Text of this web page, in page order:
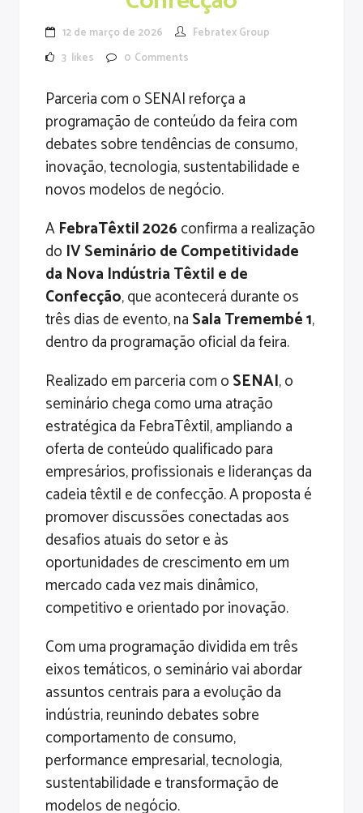
12 de março de 2026
Febratex Group
3 likes 0 Comments
Parceria com o SENAI reforça a
programação de conteúdo da feira com
debates sobre tendências de consumo,
inovação, tecnologia, sustentabilidade e
novos modelos de negócio.
AFebraTêxtil 2026confirma a realização
do IV Seminário de Competitividade
da Nova Indústria Têxtil e de
Confecção, que acontecerá durante os
três dias de evento, naSala Tremembé 1,
dentro da programação oficial da feira.
Realizado em parceria com oSENAI, o
seminário chega como uma atração
estratégica da FebraTêxtil, ampliando a
oferta de conteúdo qualificado para
empresários, profissionais e lideranças da
cadeia têxtil e de confecção. A proposta é
promover discussões conectadas aos
desafios atuais do setor e às
oportunidades de crescimento em um
mercado cada vez mais dinâmico,
competitivo e orientado por inovação.
Com uma programação dividida em três
eixos temáticos, o seminário vai abordar
assuntos centrais para a evolução da
indústria, reunindo debates sobre
comportamento de consumo,
performance empresarial, tecnologia,
sustentabilidade e transformação de
modelos de negócio.